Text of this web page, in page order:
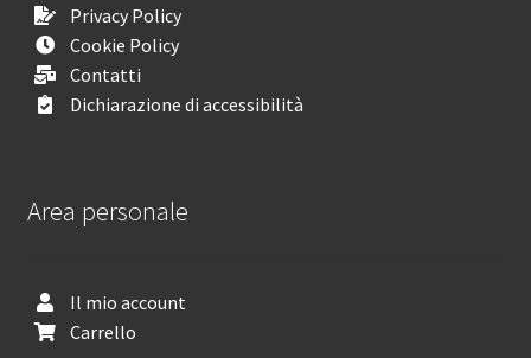
Privacy Policy
Cookie Policy
Contatti
Dichiarazione di accessibilità
Area personale
Il mio account
Carrello